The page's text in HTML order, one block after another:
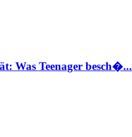
Was Teenager besch�...